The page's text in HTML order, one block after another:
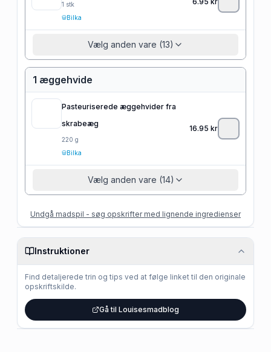
1 stk
Bilka
Vælg anden vare (13)
1 æggehvide
Pasteuriserede æggehvider fra
skrabeæg
220 g
Bilka
16.95 kr
Vælg anden vare (14)
Undgå madspil - søg opskrifter med lignende ingredienser
Instruktioner
Find detaljerede trin og tips ved at følge linket til den originale
opskriftskilde.
Gå til Louisesmadblog